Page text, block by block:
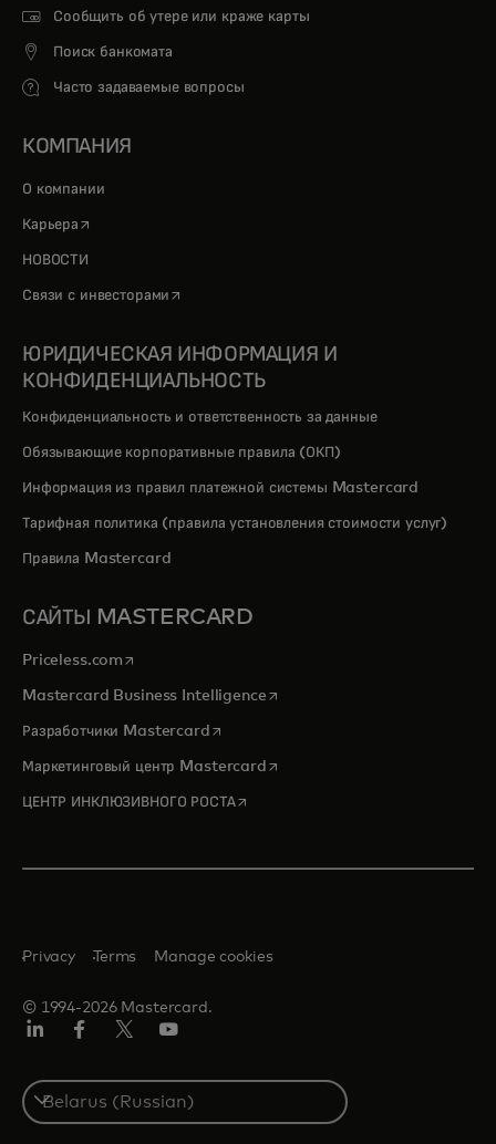
Сообщить об утере или краже карты
Поиск банкомата
Часто задаваемые вопросы
КОМПАНИЯ
О компании
Карьера opens in a new tab
НОВОСТИ
Связи с инвесторами opens in a new tab
ЮРИДИЧЕСКАЯ ИНФОРМАЦИЯ И
КОНФИДЕНЦИАЛЬНОСТЬ
Конфиденциальность и ответственность за данные
Обязывающие корпоративные правила (ОКП)
Информация из правил платежной системы Mastercard
Тарифная политика (правила установления стоимости услуг)
Правила Mastercard
САЙТЫ MASTERCARD
Priceless.com opens in a new tab
Mastercard Business Intelligenceopens in a new tab
Разработчики Mastercardopens in a new tab
Маркетинговый центр Mastercardopens in a new tab
ЦЕНТР ИНКЛЮЗИВНОГО РОСТАopens in a new tab
© 1994-2026 Mastercard.
Privacy Terms Manage cookies
Select
a
country
Twitter)